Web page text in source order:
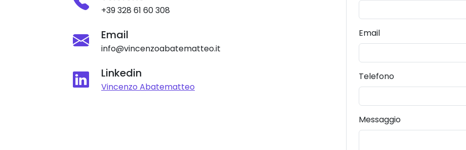
+39 328 61 60 308
Email
info@vincenzoabatematteo.it
Linkedin
Vincenzo Abatematteo
Email
Telefono
Messaggio